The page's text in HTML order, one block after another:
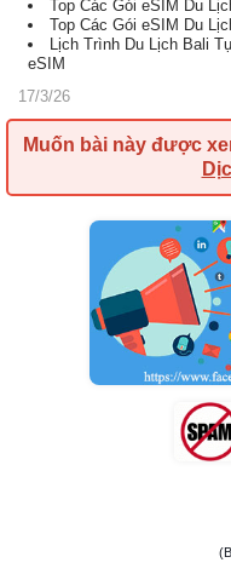
Top Các Gói eSIM Du
Top Các Gói eSIM Du
Lịch Trình Du Lịch Bali
eSIM
17/3/26
Muốn bài này được